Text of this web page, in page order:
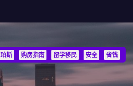
珀斯 购房指南 留学移民 安全 省钱